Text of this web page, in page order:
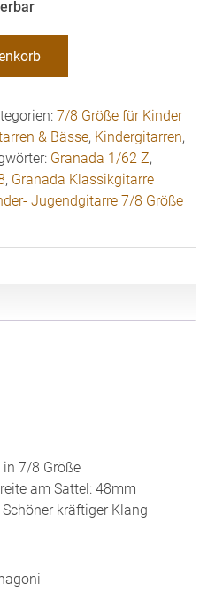
7/8 Größe für Kinder
& Bässe, Kindergitarren,
Granada 1/62 Z,
, Granada Klassikgitarre
Jugendgitarre 7/8 Größe
7/8 Größe
am Sattel: 48mm
kräftiger Klang